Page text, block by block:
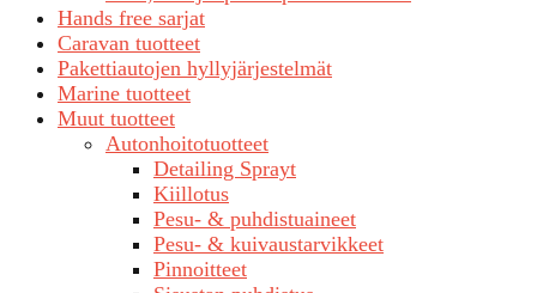
Hands free sarjat
Caravan tuotteet
Pakettiautojen hyllyjärjestelmät
Marine tuotteet
Muut tuotteet
Autonhoitotuotteet
Detailing Sprayt
Kiillotus
Pesu- & puhdistuaineet
Pesu- & kuivaustarvikkeet
Pinnoitteet